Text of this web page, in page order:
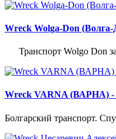
Wreck Wolga-Don (Волга-
Транспорт Wolgo Don
Wreck VARNA (ВАРНА) -
Болгарский транспорт.